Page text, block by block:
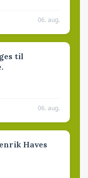
06. aug.
til
06. aug.
Haves